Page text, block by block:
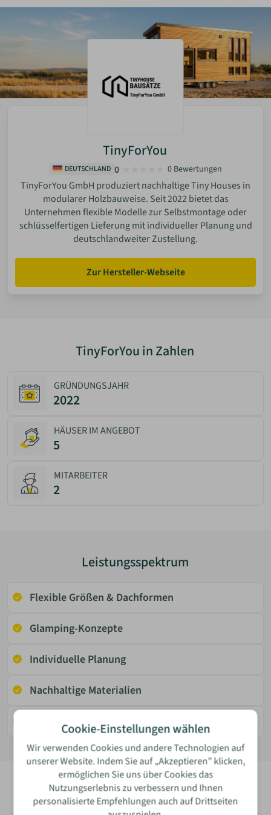
TinyForYou
DEUTSCHLAND 0 0 Bewertungen
TinyForYou GmbH produziert nachhaltige Tiny Houses in
modularer Holzbauweise. Seit 2022 bietet das
Unternehmen flexible Modelle zur Selbstmontage oder
schlüsselfertigen Lieferung mit individueller Planung und
deutschlandweiter Zustellung.
Zur Hersteller-Webseite
TinyForYou in Zahlen
GRÜNDUNGSJAHR
2022
HÄUSER IM ANGEBOT
5
MITARBEITER
2
Leistungsspektrum
Flexible Größen & Dachformen
Glamping-Konzepte
Individuelle Planung
Nachhaltige Materialien
Autarke Stromversorgung
Erfahrungen
Bewertung
Cookie-Einstellungen wählen
Wir verwenden Cookies und andere Technologien auf
unserer Website. Indem Sie auf „Akzeptieren” klicken,
ermöglichen Sie uns über Cookies das
Nutzungserlebnis zu verbessern und Ihnen
personalisierte Empfehlungen auch auf Drittseiten